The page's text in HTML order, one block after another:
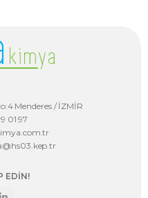
Menderes / İZMİR
01 97
EDİN!